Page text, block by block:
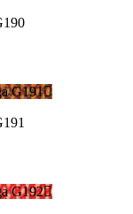
G191
G192